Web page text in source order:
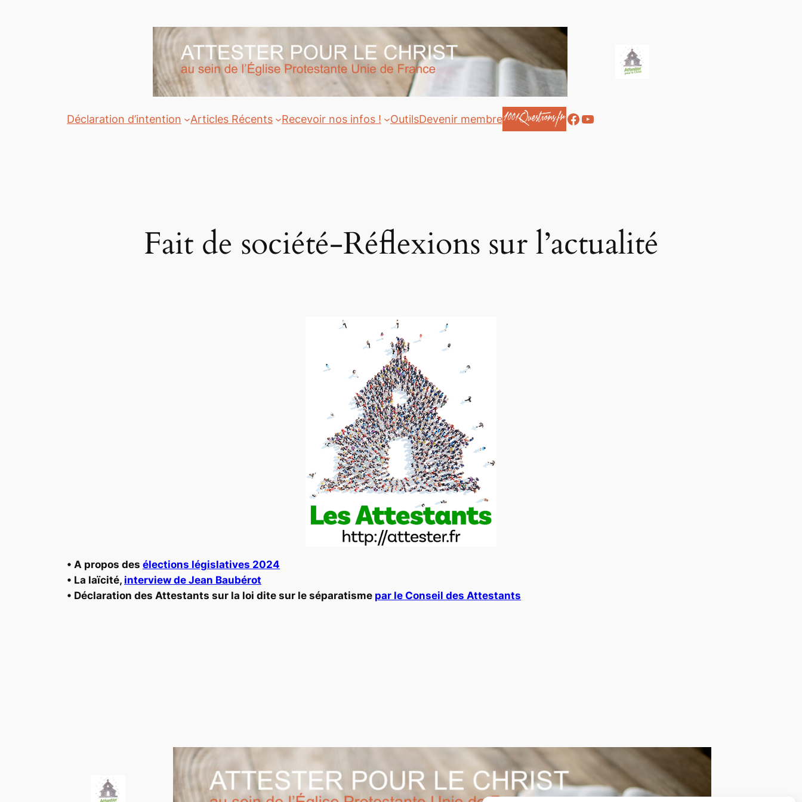
Déclaration d’intention Articles Récents Recevoir nos infos ! OutilsDevenir membre Facebook
YouTube
Fait de société-Réflexions sur l’actualité
• A propos des élections législatives 2024
• La laïcité, interview de Jean Baubérot
• Déclaration des Attestants sur la loi dite sur le séparatisme par le Conseil des Attestants